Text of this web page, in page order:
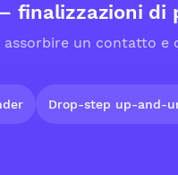
finalizzazioni di
un contatto
Drop-step up-and-